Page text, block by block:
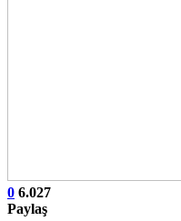
0 6.027
Paylaş